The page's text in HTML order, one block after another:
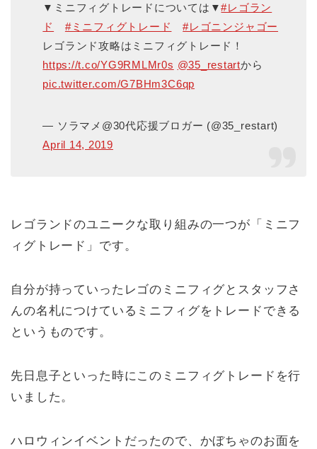
▼ミニフィグトレードについては▼#レゴラン
ド
#ミニフィグトレード
#レゴニンジャゴー
レゴランド攻略はミニフィグトレード！
https://t.co/YG9RMLMr0s @35_restartから
pic.twitter.com/G7BHm3C6qp
— ソラマメ@30代応援ブロガー (@35_restart)
April 14, 2019
レゴランドのユニークな取り組みの一つが「ミニフ
ィグトレード」です。
自分が持っていったレゴのミニフィグとスタッフさ
んの名札につけているミニフィグをトレードできる
というものです。
先日息子といった時にこのミニフィグトレードを行
いました。
ハロウィンイベントだったので、かぼちゃのお面を